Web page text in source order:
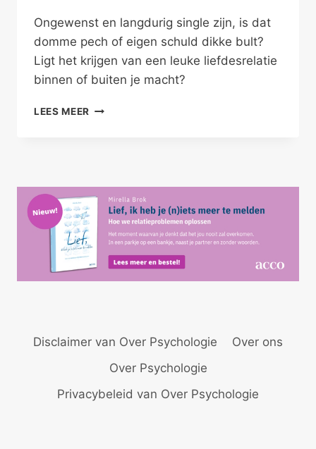
Ongewenst en langdurig single zijn, is dat
domme pech of eigen schuld dikke bult?
Ligt het krijgen van een leuke liefdesrelatie
binnen of buiten je macht?
LEES MEER ONGEWENST
Disclaimer van Over Psychologie
Over ons
Over Psychologie
Privacybeleid van Over Psychologie